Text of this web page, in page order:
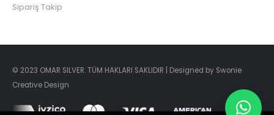
Sipariş Takip
© 2023 OMAR SILVER. TÜM HAKLARI SAKLIDIR | Designed by Swonie
Creative Design